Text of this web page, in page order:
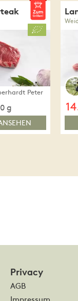
Peter
g
Privacy
AGB
Impressum